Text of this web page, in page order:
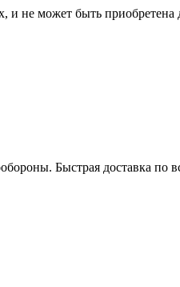
и не может быть
Быстрая доставка по